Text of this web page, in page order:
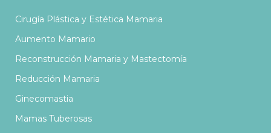
Cirugía Plástica y Estética Mamaria
Aumento Mamario
Reconstrucción Mamaria y Mastectomía
Reducción Mamaria
Ginecomastia
Mamas Tuberosas